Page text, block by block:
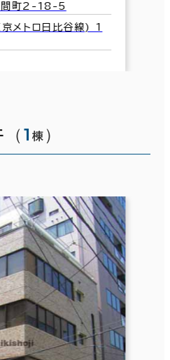
間町2-18-5
メトロ日比谷線) 1
（1 棟 ）